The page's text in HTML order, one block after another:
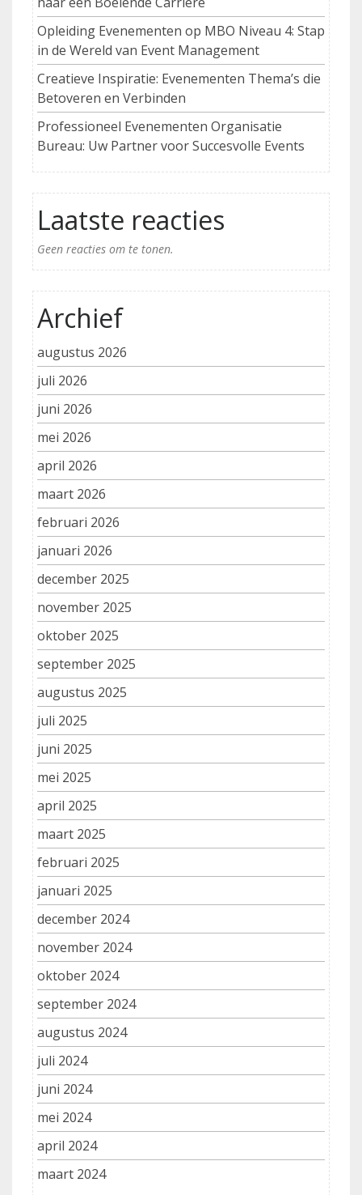
Opleiding Evenementen op MBO Niveau 4: Stap
in de Wereld van Event Management
Creatieve Inspiratie: Evenementen Thema’s die
Betoveren en Verbinden
Professioneel Evenementen Organisatie
Bureau: Uw Partner voor Succesvolle Events
Laatste reacties
Geen reacties om te tonen.
Archief
augustus 2026
juli 2026
juni 2026
mei 2026
april 2026
maart 2026
februari 2026
januari 2026
december 2025
november 2025
oktober 2025
september 2025
augustus 2025
juli 2025
juni 2025
mei 2025
april 2025
maart 2025
februari 2025
januari 2025
december 2024
november 2024
oktober 2024
september 2024
augustus 2024
juli 2024
juni 2024
mei 2024
april 2024
maart 2024